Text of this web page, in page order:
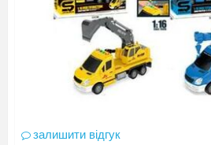
залишити відгук